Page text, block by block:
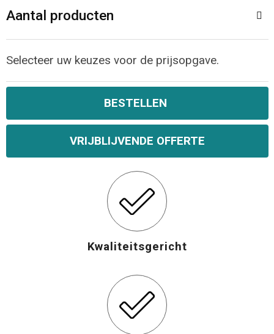
Aantal producten
Selecteer uw keuzes voor de prijsopgave.
BESTELLEN
VRIJBLIJVENDE OFFERTE
Kwaliteitsgericht